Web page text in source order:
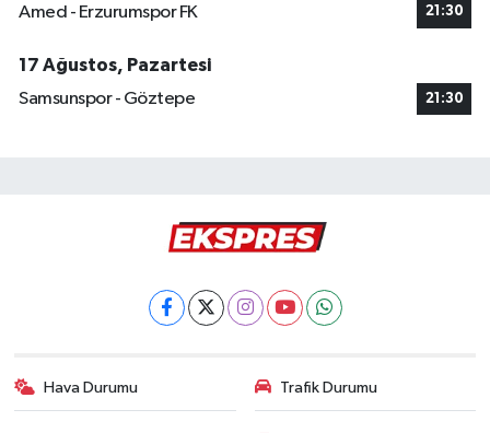
Amed - Erzurumspor FK 21:30
17 Ağustos, Pazartesi
Samsunspor - Göztepe
21:30
Hava Durumu Trafik Durumu